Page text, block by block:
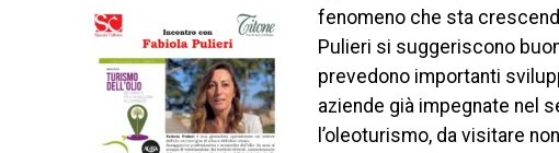
fenomeno che sta
Pulieri si suggeriscono
prevedono importanti
aziende già impegnate nel
l’oleoturismo, da visitare